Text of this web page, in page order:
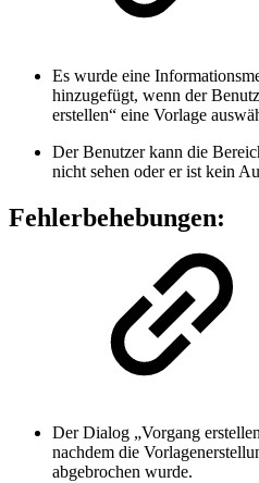
Es wurde eine
hinzugefügt, wenn der
erstellen“ eine Vorlage
Der Benutzer kann die
nicht sehen oder er ist kein
Fehlerbehebungen:
Der Dialog „Vorgang
nachdem die
abgebrochen wurde.